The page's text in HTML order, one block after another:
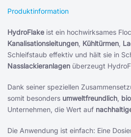
Produktinformation
HydroFlake ist ein hochwirksames
Kanalisationsleitungen, Kühltürmen,
Schleifstaub effektiv und hält sie in
Nasslackieranlagen überzeugt
Dank seiner speziellen
somit besonders umweltfreundlich,
Unternehmen, die Wert auf
Die Anwendung ist einfach: Eine